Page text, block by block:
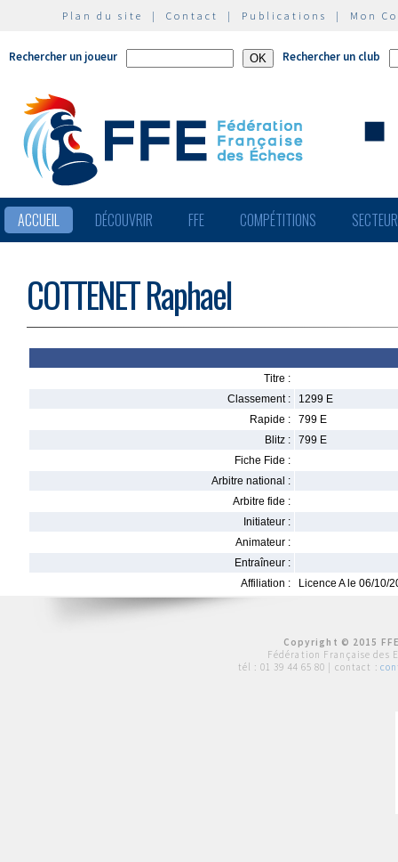
Plan du site | Contact | Publications | Mon
Rechercher un joueur Rechercher un club
ACCUEIL DÉCOUVRIR FFE COMPÉTITIONS
COTTENET Raphael
Titre :
Classement :
1299 E
Rapide :
799 E
Blitz :
799 E
Fiche Fide :
Arbitre national :
Arbitre fide :
Initiateur :
Animateur :
Entraîneur :
Affiliation :
Licence A le 06/10/
Copyright © 2015
Fédération Française des
tél : 01 39 44 65 80 | contact :